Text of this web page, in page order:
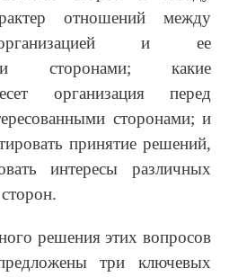
отношений между
и ее
сторонами; какие
организация перед
сторонами; и
принятие решений,
интересы различных
решения этих вопросов
три ключевых